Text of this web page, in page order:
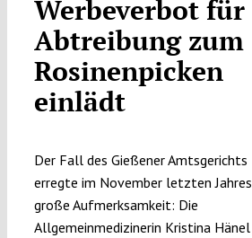
Funding
Werbeverbot für
Abtreibung zum
Rosinen­picken
einlädt
Der Fall des Gießener Amtsgerichts
erregte im November letzten Jahres
große Aufmerksamkeit: Die
Allgemeinmedizinerin Kristina Hänel